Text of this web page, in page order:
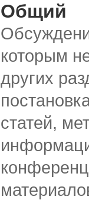
Общий
которым
других
статей,